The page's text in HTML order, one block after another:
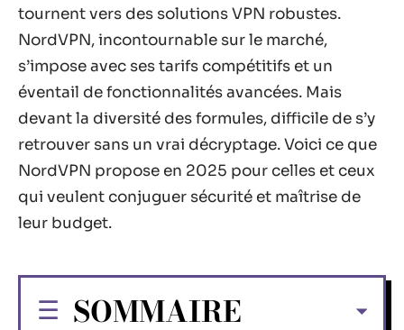
tournent vers des solutions VPN robustes.
NordVPN, incontournable sur le marché,
s’impose avec ses tarifs compétitifs et un
éventail de fonctionnalités avancées. Mais
devant la diversité des formules, difficile de s’y
retrouver sans un vrai décryptage. Voici ce que
NordVPN propose en 2025 pour celles et ceux
qui veulent conjuguer sécurité et maîtrise de
leur budget.
SOMMAIRE